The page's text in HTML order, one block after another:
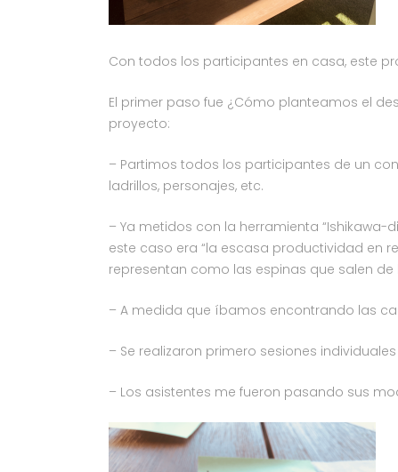
Con todos los participantes en casa, este
El primer paso fue ¿Cómo planteamos el
proyecto:
– Partimos todos los participantes de un
ladrillos, personajes, etc.
– Ya metidos con la herramienta
este caso era “la escasa productividad en
representan como las espinas que salen de
– A medida que íbamos encontrando las
– Se realizaron primero sesiones
– Los asistentes me fueron pasando sus